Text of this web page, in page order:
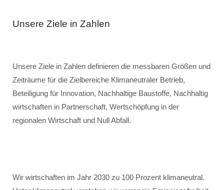
Unsere Ziele in Zahlen
Unsere Ziele in Zahlen definieren die messbaren Größen und
Zeiträume für die Zielbereiche Klimaneutraler Betrieb,
Beteiligung für Innovation, Nachhaltige Baustoffe, Nachhaltig
wirtschaften in Partnerschaft, Wertschöpfung in der
regionalen Wirtschaft und Null Abfall.
Wir wirtschaften im Jahr 2030 zu 100 Prozent klimaneutral.